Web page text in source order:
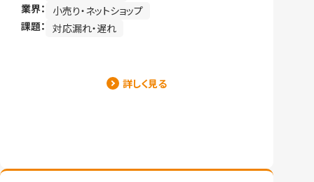
業界：
小売り・ネットショップ
課題： 対応漏れ・遅れ
詳しく見る